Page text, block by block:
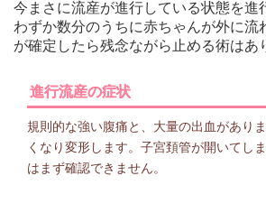
今まさに流産が進行している状態を進
わずか数分のうちに赤ちゃんが外に流
が確定したら残念ながら止める術はあ
進行流産の症状
規則的な強い腹痛と、大量の出血があり
くなり変形します。子宮頚管が開いてし
はまず確認できません。